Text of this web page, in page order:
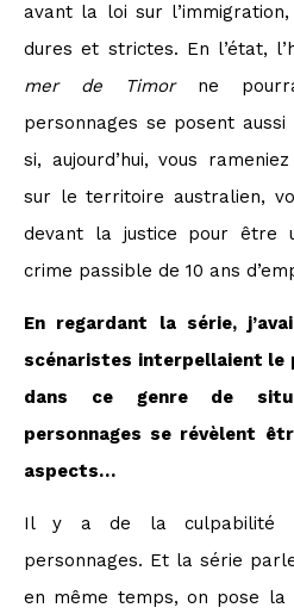
avant la loi sur
dures et strictes. En l’état,
mer de Timorne
personnages se posent aussi
si, aujourd’hui, vous
sur le territoire australien,
devant la justice pour être
crime passible de 10 ans
En regardant la série,
scénaristes interpellaient le
dans ce genre de
personnages se révèlent
aspects…
Il y a de la culpabilité
personnages. Et la série
en même temps, on pose la